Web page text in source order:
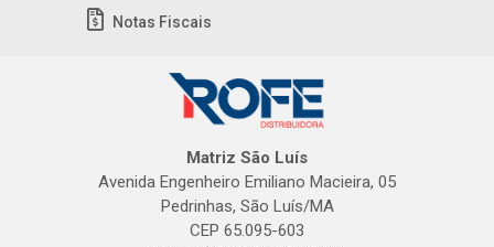
Notas Fiscais
Matriz São Luís
Avenida Engenheiro Emiliano Macieira, 05
Pedrinhas, São Luís/MA
CEP 65.095-603